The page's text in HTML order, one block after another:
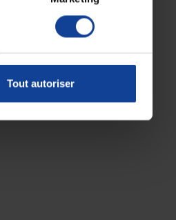
Tout autoriser